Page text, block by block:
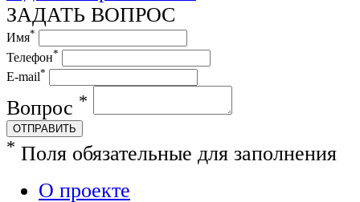
ЗАДАТЬ ВОПРОС
Имя*
Телефон*
E-mail*
Вопрос *
ОТПРАВИТЬ
* Поля обязательные для заполнения
О проекте